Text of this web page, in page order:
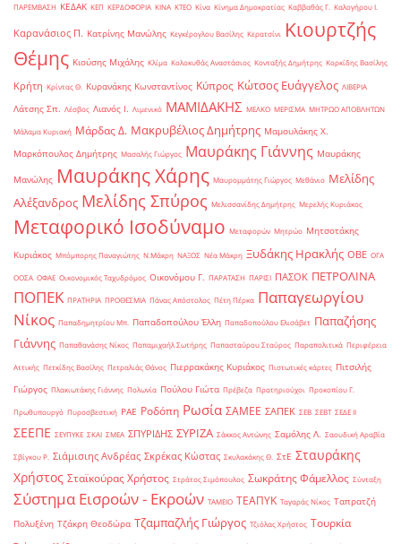
ΠΑΡΕΜΒΑΣΗ ΚΕΔΑΚ ΚΕΠ ΚΕΡΔΟΦΟΡΙΑ ΚΙΝΑ ΚΤΕΟ Κίνα Κίνημα Δημοκρατίας Καββαθάς Γ. Καλογήρου Ι.
Καρανάσιος Π. Κατρίνης Μανώλης Κεγκέρογλου Βασίλης Κερατσίνι
Κιουρτζής
Θέμης Κιούσης Μιχάλης Κλίμα Κολοκυθάς Αναστάσιος Κονταξής Δημήτρης Κορκίδης Βασίλης
Κρήτη Κρίντας Θ. Κυρανάκης Κωνσταντίνος Κύπρος Κώτσος Ευάγγελος ΛΙΒΕΡΙΑ
Λάτσης Σπ. Λέσβος Λιανός Ι. Λιμενικό ΜΑΜΙΔΑΚΗΣ ΜΕΛΚΟ ΜΕΡΙΣΜΑ ΜΗΤΡΩΟ ΑΠΟΒΛΗΤΩΝ
Μάλαμα Κυριακή Μάρδας Δ. Μακρυβέλιος Δημήτρης Μαμουλάκης Χ.
Μαρκόπουλος Δημήτρης Μασαλής Γιώργος Μαυράκης Γιάννης Μαυράκης
Μανώλης Μαυράκης Χάρης Μαυρομμάτης Γιώργος Μεθάνιο Μελίδης
Αλέξανδρος Μελίδης Σπύρος Μελισσανίδης Δημήτρης Μερελής Κυριάκος
Μεταφορικό Ισοδύναμο Μεταφορών Μητρώο Μητσοτάκης
Κυριάκος Μπόμπορης Παναγιώτης Ν.Μάκρη ΝΑΞΟΣ Νέα Μάκρη Ξυδάκης Ηρακλής ΟΒΕ ΟΓΑ
ΟΟΣΑ ΟΦΑΕ Οικονομικός Ταχυδρόμος Οικονόμου Γ. ΠΑΡΑΤΑΣΗ ΠΑΡΙΣΙ ΠΑΣΟΚ ΠΕΤΡΟΛΙΝΑ
ΠΟΠΕΚ ΠΡΑΤΗΡΙΑ ΠΡΟΘΕΣΜΙΑ Πάνας Απόστολος Πέτη Πέρκα Παπαγεωργίου
Νίκος Παπαδημητρίου Μπ. Παπαδοπούλου Έλλη Παπαδοπούλου Ελισάβετ Παπαζήσης
Γιάννης Παπαθανάσης Νίκος Παπαμιχαήλ Σωτήρης Παπασταύρου Σταύρος Παραπολιτικά Περιφέρεια
Αττικής Πετκίδης Βασίλης Πετραλιάς Θάνος Πιερρακάκης Κυριάκος Πιστωτικές κάρτες Πιτσιλής
Γιώργος Πλακιωτάκης Γιάννης Πολωνία Πούλου Γιώτα Πρέβεζα Πρατηριούχοι Προκοπίου Γ.
Πρωθυπουργό Πυροσβεστική ΡΑΕ Ροδόπη Ρωσία ΣΑΜΕΕ ΣΑΠΕΚ ΣΕΒ ΣΕΒΤ ΣΕΔΕ ΙΙ
ΣΕΕΠΕ ΣΕΥΠΥΚΕ ΣΚΑΙ ΣΜΕΑ ΣΠΥΡΙΔΗΣ ΣΥΡΙΖΑ Σάκκος Αντώνης Σαμόλης Λ. Σαουδική Αραβία
Σβίγκου Ρ. Σιάμισιης Ανδρέας Σκρέκας Κώστας Σκυλακάκης Θ. ΣτΕ Σταυράκης
Χρήστος Σταϊκούρας Χρήστος Στράτος Σιμόπουλος Σωκράτης Φάμελλος Σύνταξη
Σύστημα Εισροών - Εκροών ΤΑΜΕΙΟ ΤΕΑΠΥΚ Ταγαράς Νίκος Ταπρατζή
Πολυξένη Τζάκρη Θεοδώρα Τζαμπαζλής Γιώργος Τζιόλας Χρήστος Τουρκία